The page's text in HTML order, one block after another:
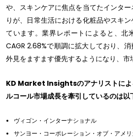
や、スキンケアに焦点を当てたインタ
りが、日常生活における化粧品やスキ
ています。業界レポートによると、北
CAGR 2.68%で順調に拡大しており、消
外見をますます優先するようになり、市
KD Market Insightsのアナリストによ
ルコール市場成長を牽引しているのは以
ヴィゴン・インターナショナル
サンヨー・コーポレーション・オブ・アメリ